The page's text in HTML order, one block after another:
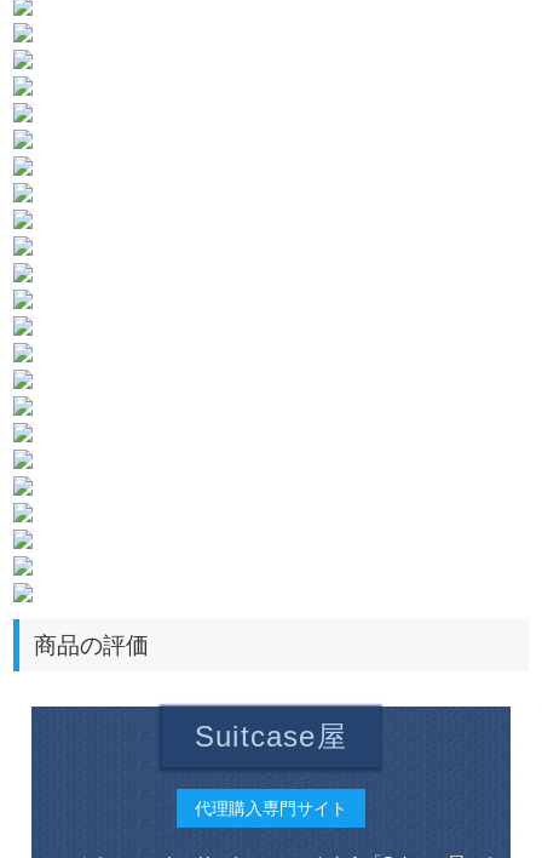
商品の評価
Suitcase屋
代理購入専門サイト